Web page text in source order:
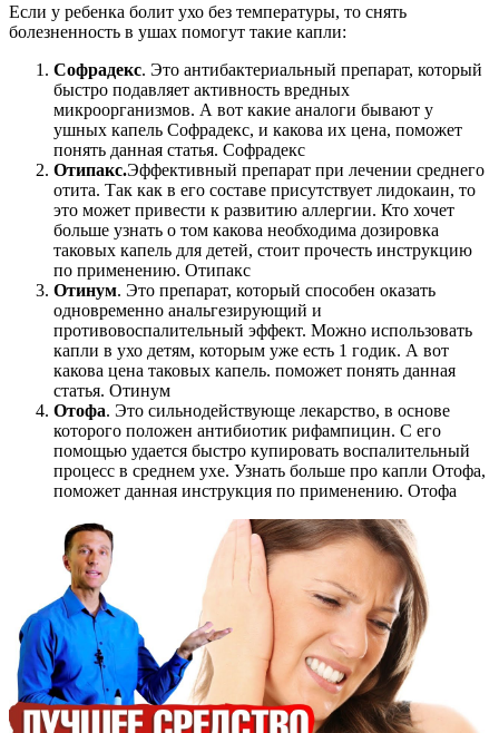
Если у ребенка болит ухо без температуры, то снять
болезненность в ушах помогут такие капли:
Софрадекс. Это антибактериальный препарат, который
быстро подавляет активность вредных
микроорганизмов. А вот какие аналоги бывают у
ушных капель Софрадекс, и какова их цена, поможет
понять данная статья. Софрадекс
Отипакс.Эффективный препарат при лечении среднего
отита. Так как в его составе присутствует лидокаин, то
это может привести к развитию аллергии. Кто хочет
больше узнать о том какова необходима дозировка
таковых капель для детей, стоит прочесть инструкцию
по применению. Отипакс
Отинум. Это препарат, который способен оказать
одновременно анальгезирующий и
противовоспалительный эффект. Можно использовать
капли в ухо детям, которым уже есть 1 годик. А вот
какова цена таковых капель. поможет понять данная
статья. Отинум
Отофа. Это сильнодействующе лекарство, в основе
которого положен антибиотик рифампицин. С его
помощью удается быстро купировать воспалительный
процесс в среднем ухе. Узнать больше про капли Отофа,
поможет данная инструкция по применению. Отофа